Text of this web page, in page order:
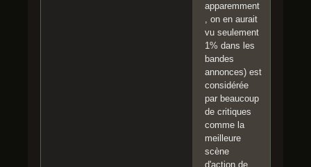
apparemment
, on en aurait
vu seulement
1% dans les
bandes
annonces) est
considérée
par beaucoup
de critiques
comme la
meilleure
scène
d'action de